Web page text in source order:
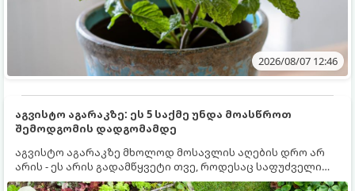
2026/08/07 12:46
აგვისტო აგარაკზე: ეს 5 საქმე უნდა მოასწროთ
შემოდგომის დადგომამდე
აგვისტო აგარაკზე მხოლოდ მოსავლის აღების დრო არ
არის - ეს არის გადამწყვეტი თვე, როდესაც საფუძველი
ეყრება მომავალი წლის მოსავალს და ბაღი მზადდება